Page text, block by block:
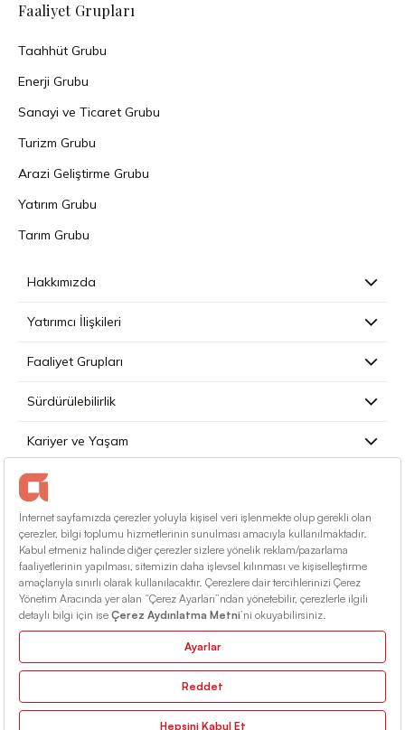
Faaliyet Grupları
Taahhüt Grubu
Enerji Grubu
Sanayi ve Ticaret Grubu
Turizm Grubu
Arazi Geliştirme Grubu
Yatırım Grubu
Tarım Grubu
Hakkımızda
Yatırımcı İlişkileri
Faaliyet Grupları
Sürdürülebilirlik
Kariyer ve Yaşam
Basın
İletişim
Türkçe
Kullanım Koşulları
Bilgi Toplumu Hizmetleri
© 2026 Alarko Holding. Tüm Hakları Saklıdır